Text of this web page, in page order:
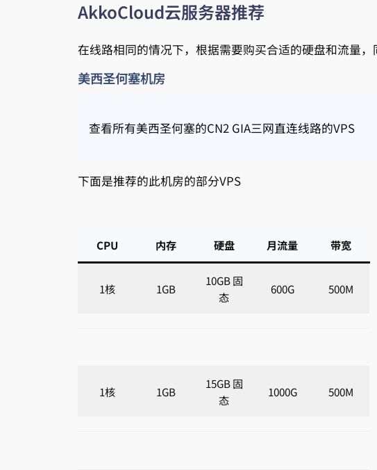
AkkoCloud云服务器推荐
在线路相同的情况下，根据需要购买合适的硬盘和流量，
美西圣何塞机房
查看所有美西圣何塞的CN2 GIA三网直连线路的VPS
下面是推荐的此机房的部分VPS
CPU 内存 硬盘 月流量 带宽
1核 1GB
10GB 固
态
600G 500M
1核 1GB
15GB 固
态
1000G 500M